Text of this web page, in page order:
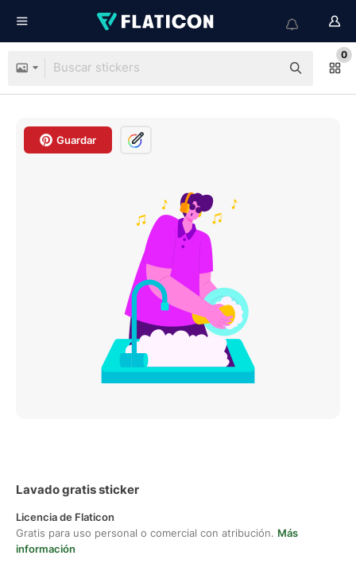
0
Guardar
Lavado gratis sticker
Licencia de Flaticon
Gratis para uso personal o comercial con atribución. Más
información